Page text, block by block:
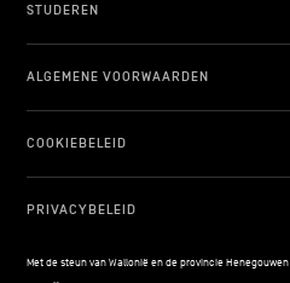
STUDEREN
ALGEMENE VOORWAARDEN
COOKIEBELEID
PRIVACYBELEID
Met de steun van Wallonië en de provincie Henegouwen